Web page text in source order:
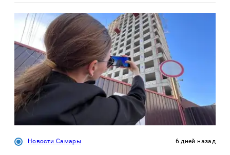
Новости Самары 6 дней назад